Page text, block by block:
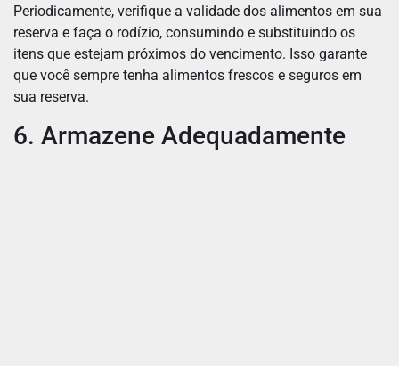
Periodicamente, verifique a validade dos alimentos em sua
reserva e faça o rodízio, consumindo e substituindo os
itens que estejam próximos do vencimento. Isso garante
que você sempre tenha alimentos frescos e seguros em
sua reserva.
6. Armazene Adequadamente